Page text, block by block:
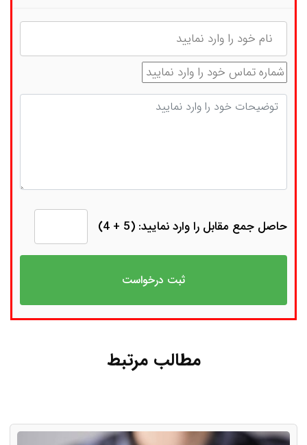
نام
شماره تماس
توضیحات
حاصل جمع مقابل را وارد نمایید: (5 + 4)
مطالب مرتبط